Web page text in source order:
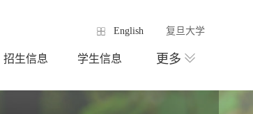
English 复旦大学
招生信息 学生信息 更多